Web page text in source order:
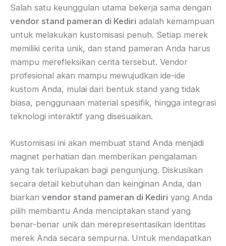
Salah satu keunggulan utama bekerja sama dengan
vendor stand pameran di Kediri adalah kemampuan
untuk melakukan kustomisasi penuh. Setiap merek
memiliki cerita unik, dan stand pameran Anda harus
mampu merefleksikan cerita tersebut. Vendor
profesional akan mampu mewujudkan ide-ide
kustom Anda, mulai dari bentuk stand yang tidak
biasa, penggunaan material spesifik, hingga integrasi
teknologi interaktif yang disesuaikan.
Kustomisasi ini akan membuat stand Anda menjadi
magnet perhatian dan memberikan pengalaman
yang tak terlupakan bagi pengunjung. Diskusikan
secara detail kebutuhan dan keinginan Anda, dan
biarkan vendor stand pameran di Kediri yang Anda
pilih membantu Anda menciptakan stand yang
benar-benar unik dan merepresentasikan identitas
merek Anda secara sempurna. Untuk mendapatkan